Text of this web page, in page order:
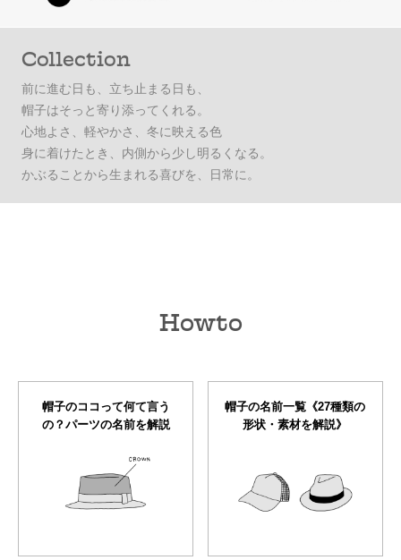
Collection
前に進む日も、立ち止まる日も、
帽子はそっと寄り添ってくれる。
心地よさ、軽やかさ、冬に映える色
身に着けたとき、内側から少し明るくなる。
かぶることから生まれる喜びを、日常に。
Howto
帽子のココって何て言う
の？パーツの名前を解説
帽子の名前一覧《27種類の
形状・素材を解説》